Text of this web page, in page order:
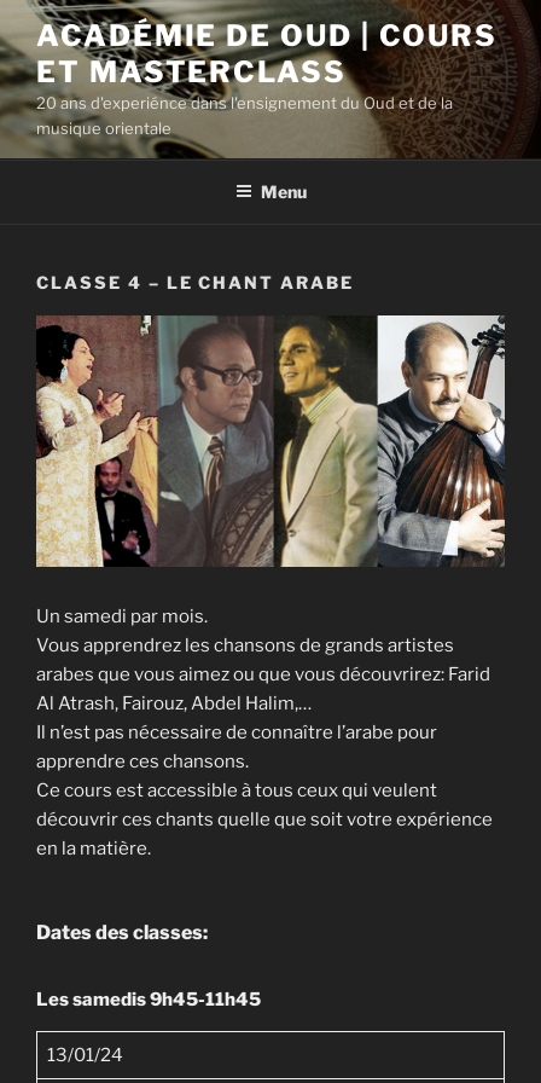
Aller
au
contenu
principal
ACADÉMIE DE OUD | COURS
ET MASTERCLASS
20 ans d'experiénce dans l'ensignement du Oud et de la
musique orientale
Menu
CLASSE 4 – LE CHANT ARABE
Un samedi par mois.
Vous apprendrez les chansons de grands artistes
arabes que vous aimez ou que vous découvrirez: Farid
Al Atrash, Fairouz, Abdel Halim,…
Il n’est pas nécessaire de connaître l’arabe pour
apprendre ces chansons.
Ce cours est accessible à tous ceux qui veulent
découvrir ces chants quelle que soit votre expérience
en la matière.
Dates des classes:
Les samedis 9h45-11h45
13/01/24